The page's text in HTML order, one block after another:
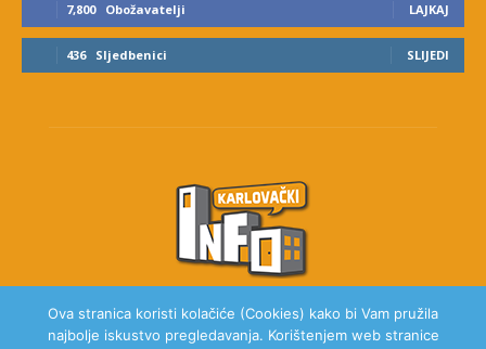
7,800 Obožavatelji LAJKAJ
436 Sljedbenici SLIJEDI
Ova stranica koristi kolačiće (Cookies) kako bi Vam pružila
najbolje iskustvo pregledavanja. Korištenjem web stranice